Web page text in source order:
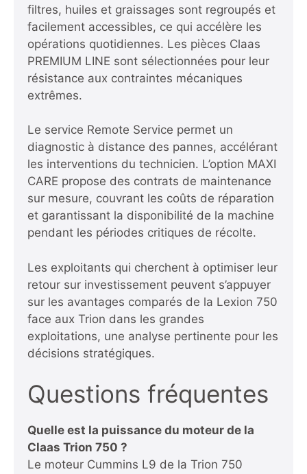
filtres, huiles et graissages sont regroupés et
facilement accessibles, ce qui accélère les
opérations quotidiennes. Les pièces Claas
PREMIUM LINE sont sélectionnées pour leur
résistance aux contraintes mécaniques
extrêmes.
Le service Remote Service permet un
diagnostic à distance des pannes, accélérant
les interventions du technicien. L’option MAXI
CARE propose des contrats de maintenance
sur mesure, couvrant les coûts de réparation
et garantissant la disponibilité de la machine
pendant les périodes critiques de récolte.
Les exploitants qui cherchent à optimiser leur
retour sur investissement peuvent s’appuyer
sur les avantages comparés de la Lexion 750
face aux Trion dans les grandes
exploitations, une analyse pertinente pour les
décisions stratégiques.
Questions fréquentes
Quelle est la puissance du moteur de la
Claas Trion 750 ?
Le moteur Cummins L9 de la Trion 750